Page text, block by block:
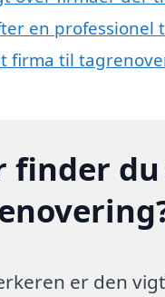
en
firma til
finder
er den